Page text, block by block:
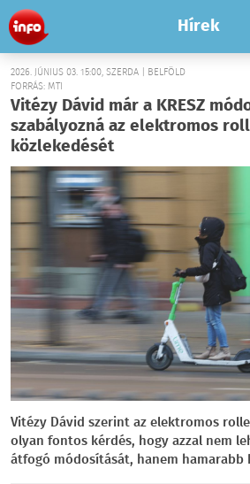
Hírek
2026. JÚNIUS 03. 15:00, SZERDA | BELFÖLD
FORRÁS: MTI
Vitézy Dávid már a KRESZ
szabályozná az elektromos
közlekedését
Vitézy Dávid szerint az elektromos
olyan fontos kérdés, hogy azzal nem
átfogó módosítását, hanem hamarabb